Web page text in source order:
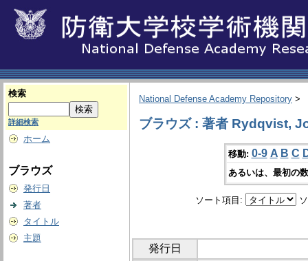
検索
詳細検索
ホーム
ブラウズ
発行日
著者
タイトル
主題
National Defense Academy Repository >
ブラウズ : 著者 Rydqvist,
移動: 0-9 A B C
あるいは、最初の
ソート項目:
発行日